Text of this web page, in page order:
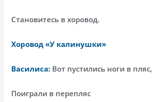
Становитесь в хоровод.
Хоровод «У калинушки»
Василиса: Вот пустились ноги в пляс,
Поиграли в перепляс